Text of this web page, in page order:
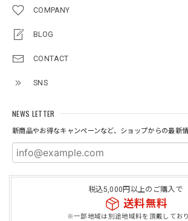
COMPANY
BLOG
CONTACT
SNS
NEWS LETTER
新商品やお得なキャンペーンなど、ショップからの最新
税込5,000円以上のご購入で
送料無料
※一部地域は別途地域料を頂戴してお